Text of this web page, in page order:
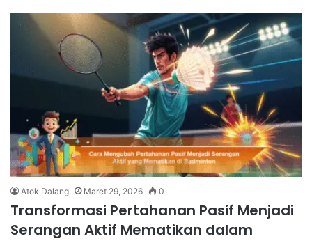
Atok Dalang Maret 29, 2026 0
Transformasi Pertahanan Pasif Menjadi
Serangan Aktif Mematikan dalam